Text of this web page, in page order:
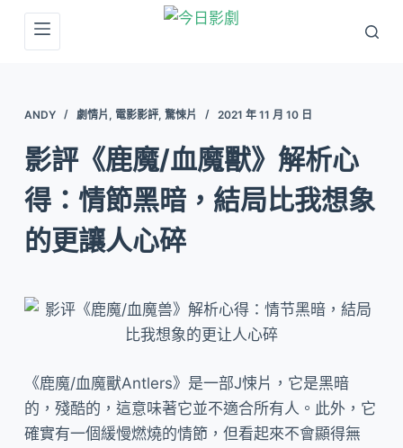
至
內
容
ANDY 劇情片 , 電影影評, 驚悚片 2021 年 11 月 10 日
影評《鹿魔/血魔獸》解析心
得：情節黑暗，結局比我想象
的更讓人心碎
《鹿魔/血魔獸Antlers》是一部J悚片，它是黑暗
的，殘酷的，這意味著它並不適合所有人。此外，它
確實有一個緩慢燃燒的情節，但看起來不會顯得無